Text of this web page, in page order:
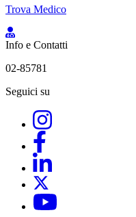
Trova Medico
Info e Contatti
02-85781
Seguici su